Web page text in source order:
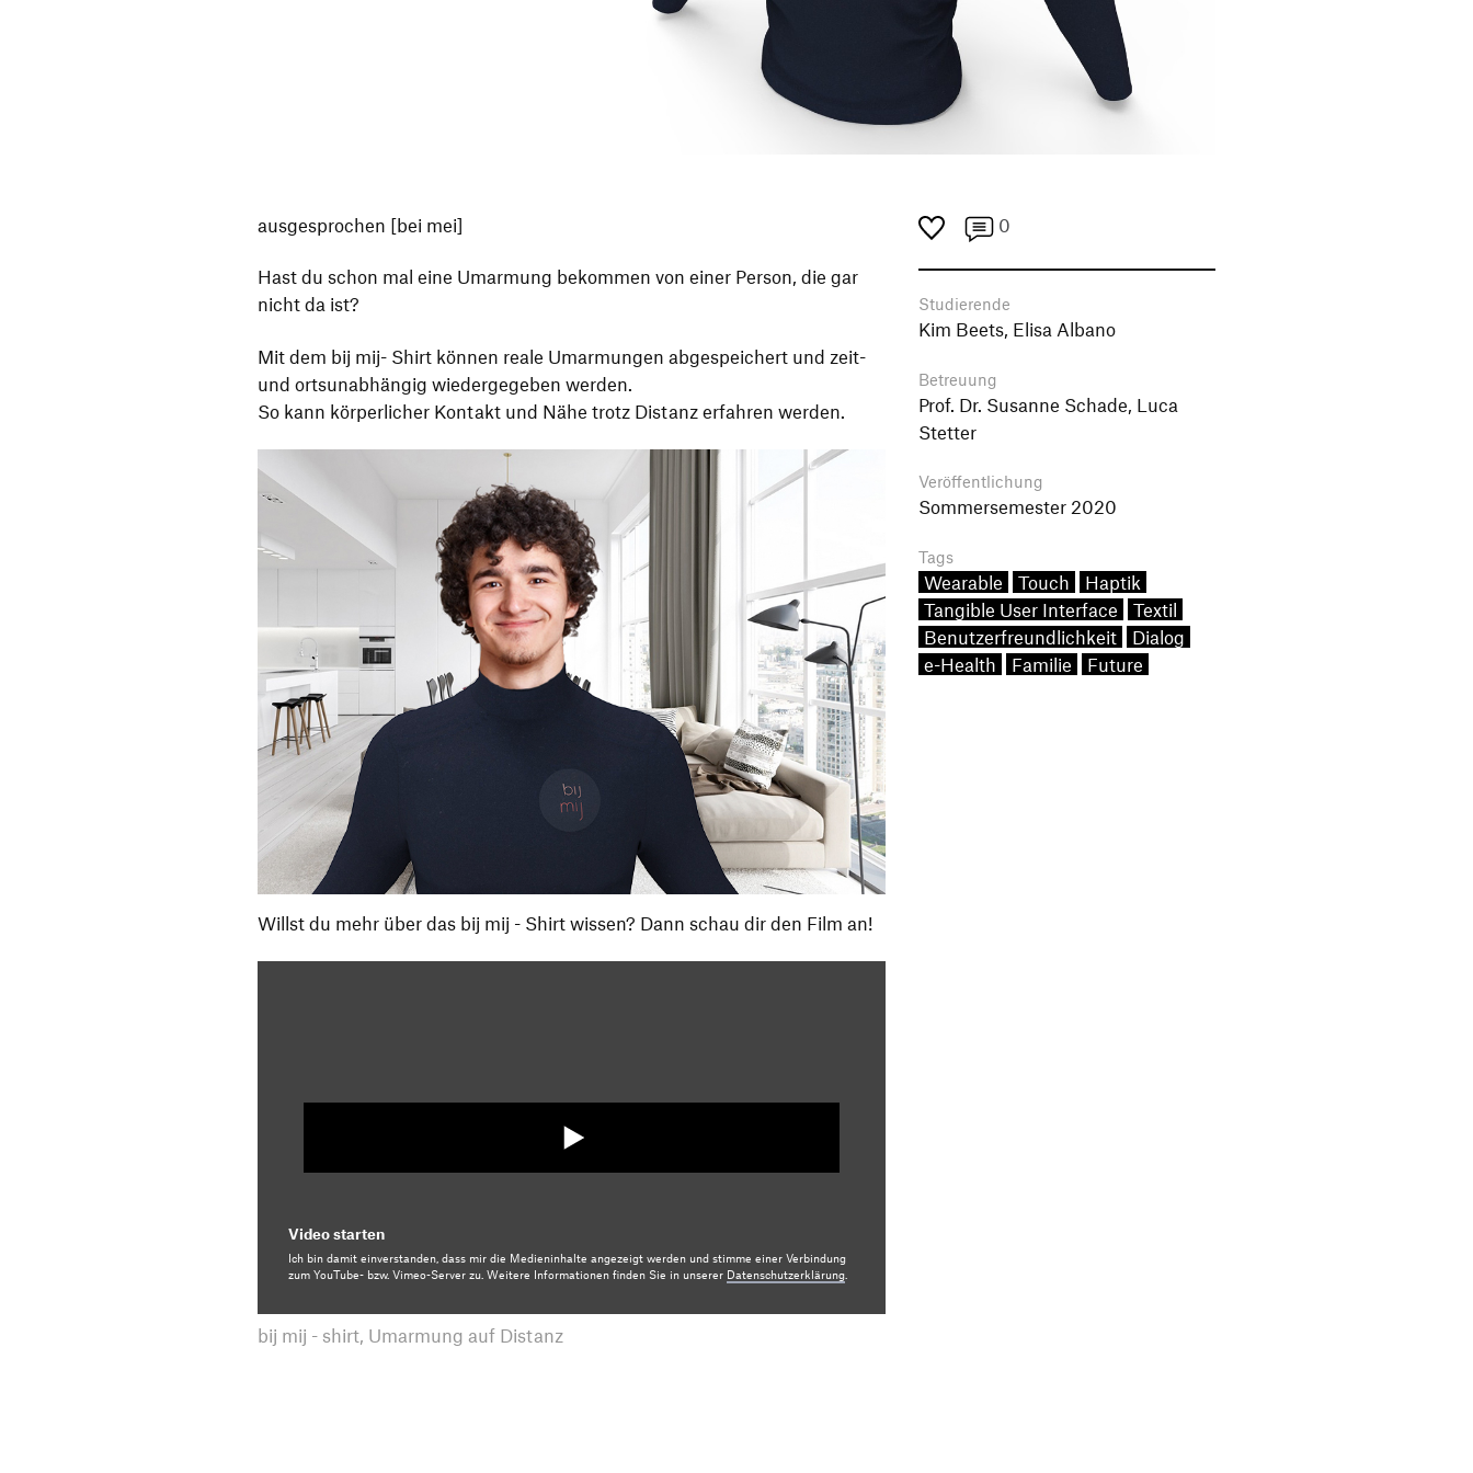
ausgesprochen [bei mei]
Hast du schon mal eine Umarmung bekommen von einer Person, die gar
nicht da ist?
Mit dem bij mij- Shirt können reale Umarmungen abgespeichert und zeit-
und ortsunabhängig wiedergegeben werden.
So kann körperlicher Kontakt und Nähe trotz Distanz erfahren werden.
Willst du mehr über das bij mij - Shirt wissen? Dann schau dir den Film an!
Video starten
Ich bin damit einverstanden, dass mir die Medieninhalte angezeigt werden und stimme einer Verbindung
zum YouTube- bzw. Vimeo-Server zu. Weitere Informationen finden Sie in unserer Datenschutzerklärung
bij mij - shirt, Umarmung auf Distanz
0
Studierende
Kim Beets, Elisa Albano
Betreuung
Prof. Dr. Susanne Schade, Luca
Stetter
Veröffentlichung
Sommersemester 2020
Tags
Wearable Touch
Haptik
Tangible User Interface
Textil
Benutzerfreundlichkeit
Dialog
e-Health
Familie Future